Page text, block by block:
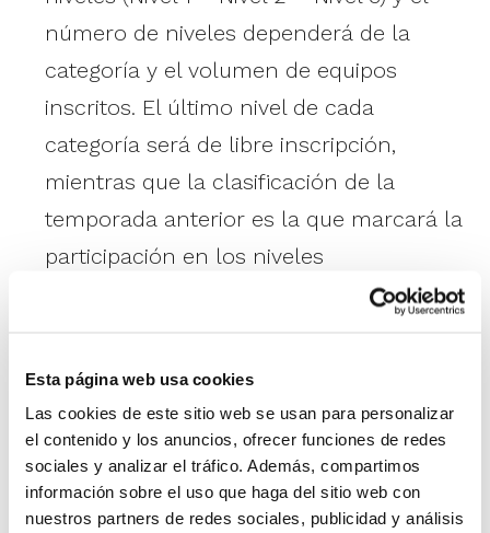
Esta página web usa cookies
Las cookies de este sitio web se usan para personalizar
el contenido y los anuncios, ofrecer funciones de redes
sociales y analizar el tráfico. Además, compartimos
información sobre el uso que haga del sitio web con
nuestros partners de redes sociales, publicidad y análisis
número de niveles dependerá de la
categoría y el volumen de equipos
inscritos. El último nivel de cada
categoría será de libre inscripción,
mientras que la clasificación de la
temporada anterior es la que marcará la
participación en los niveles
superiores. Esta Fase Regular se
clasificación determinará la posterior
participación en la Fase Campeonatos.
LaFase Campeonatosestá formada por